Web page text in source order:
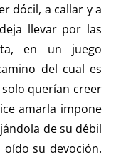
dócil, a callar y a
llevar por las
en un juego
del cual es
solo querían creer
amarla impone
de su débil
su devoción.